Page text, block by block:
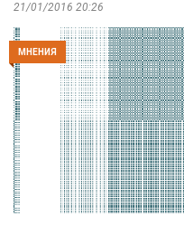
21/01/2016 20:26
МНЕНИЯ